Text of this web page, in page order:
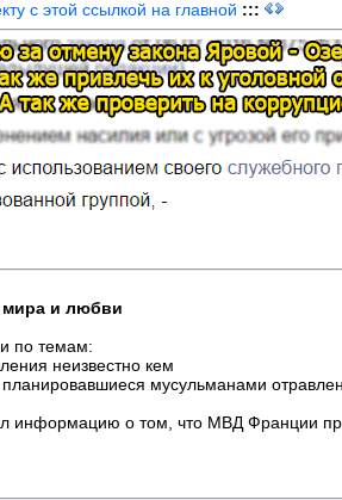
с этой ссылкой на главной :::
мира и любви
по темам:
неизвестно кем
мусульманами
информацию о том, что МВД Франции